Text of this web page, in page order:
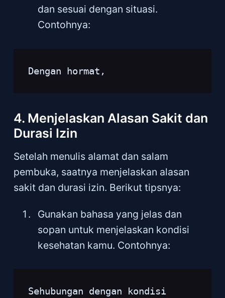
dan sesuai dengan situasi.
Contohnya:
Dengan hormat,
4. Menjelaskan Alasan Sakit dan
Durasi Izin
Setelah menulis alamat dan salam
pembuka, saatnya menjelaskan alasan
sakit dan durasi izin. Berikut tipsnya:
Gunakan bahasa yang jelas dan
sopan untuk menjelaskan kondisi
kesehatan kamu. Contohnya:
Sehubungan dengan kondisi